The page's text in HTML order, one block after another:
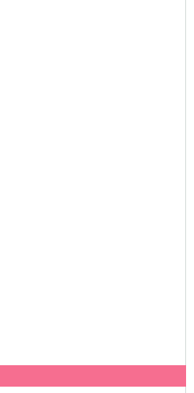
大泉学園駅
石神井公園駅